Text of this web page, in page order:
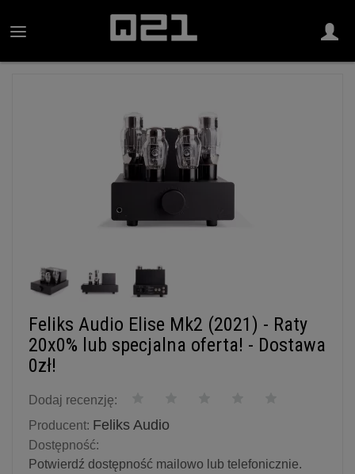
Feliks Audio Elise Mk2 (2021) - Raty
20x0% lub specjalna oferta! - Dostawa
0zł!
Dodaj recenzję:
Producent: Feliks Audio
Dostępność:
Potwierdź dostępność mailowo lub telefonicznie.